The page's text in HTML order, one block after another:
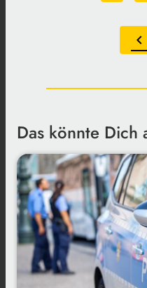
chevron_left
Das könnte Dich